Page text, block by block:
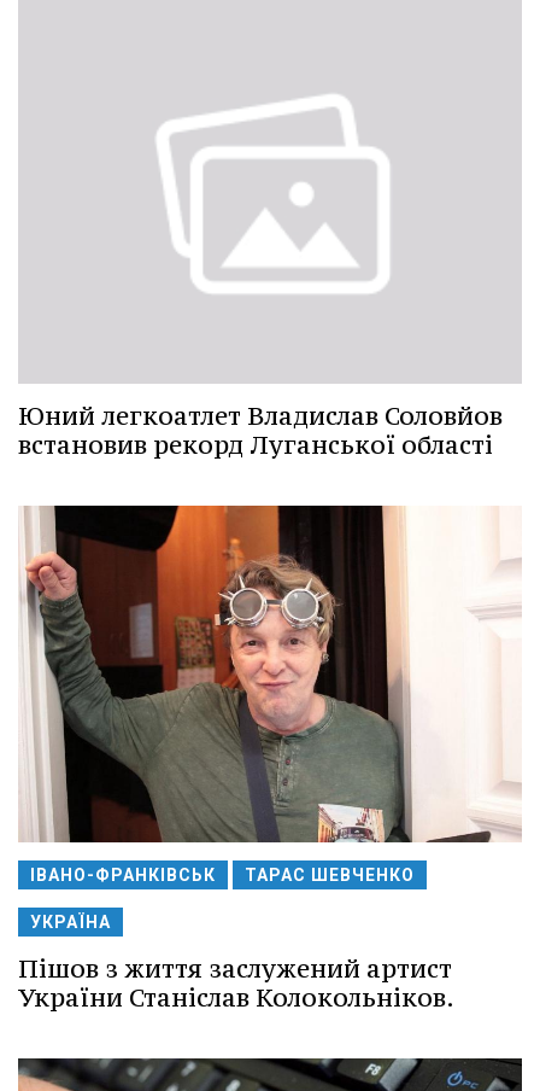
Юний легкоатлет Владислав Соловйов
встановив рекорд Луганської області
ІВАНО-ФРАНКІВСЬК ТАРАС ШЕВЧЕНКО
УКРАЇНА
Пішов з життя заслужений артист
України Станіслав Колокольніков.